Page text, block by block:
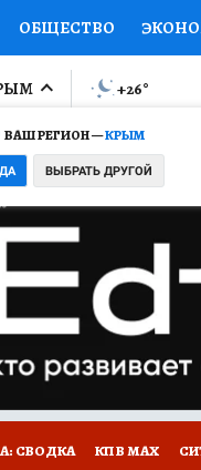
ОБЩЕСТВО
КОЛУМНИСТЫ
МИР
СЕРИАЛЫ
КОНКУРСЫ
ВАШ РЕГИОН —КРЫМ
ДА ВЫБРАТЬ ДРУГОЙ
+26°
СВОДКА КП В МАХ